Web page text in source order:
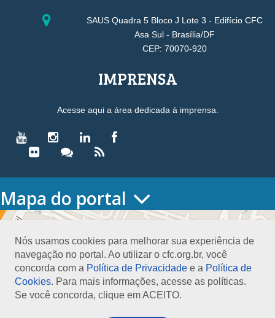
Nós usamos cookies para melhorar sua experiência de
navegação no portal. Ao utilizar o cfc.org.br, você
concorda com a Política de Privacidade e a Política de
Cookies. Para mais informações, acesse as políticas.
Se você concorda, clique em ACEITO.
SAUS Quadra 5 Bloco J Lote 3 - Edifício CFC
Asa Sul - Brasília/DF
CEP: 70070-920
IMPRENSA
Acesse aqui a área dedicada à imprensa.
Mapa do portal
HOME
Conselho Diretor
Nossa Sede
Planejamento
Organograma
Medalha João Lyra